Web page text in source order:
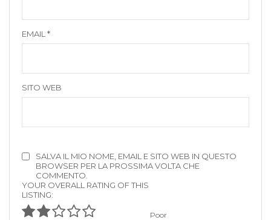
EMAIL *
SITO WEB
SALVA IL MIO NOME, EMAIL E SITO WEB IN QUESTO
BROWSER PER LA PROSSIMA VOLTA CHE
COMMENTO.
YOUR OVERALL RATING OF THIS
LISTING:
Poor